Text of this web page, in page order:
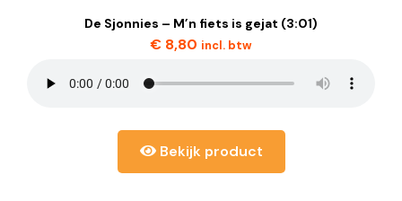
De Sjonnies – M’n fiets is gejat (3:01)
€ 8,80 incl. btw
Bekijk product